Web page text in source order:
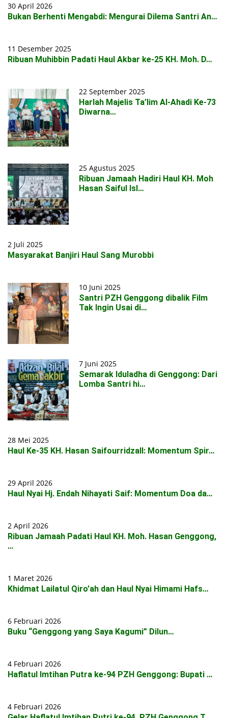
30 April 2026
Bukan Berhenti Mengabdi: Mengurai Dilema Santri An…
11 Desember 2025
Ribuan Muhibbin Padati Haul Akbar ke-25 KH. Moh. D…
22 September 2025
Harlah Majelis Ta’lim Al-Ahadi Ke-73
Diwarna…
25 Agustus 2025
Ribuan Jamaah Hadiri Haul KH. Moh
Hasan Saiful Isl…
2 Juli 2025
Masyarakat Banjiri Haul Sang Murobbi
10 Juni 2025
Santri PZH Genggong dibalik Film
Tak Ingin Usai di…
7 Juni 2025
Semarak Iduladha di Genggong: Dari
Lomba Santri hi…
28 Mei 2025
Haul Ke-35 KH. Hasan Saifourridzall: Momentum Spir…
29 April 2026
Haul Nyai Hj. Endah Nihayati Saif: Momentum Doa da…
2 April 2026
Ribuan Jamaah Padati Haul KH. Moh. Hasan Genggong,
…
1 Maret 2026
Khidmat Lailatul Qiro’ah dan Haul Nyai Himami Hafs…
6 Februari 2026
Buku “Genggong yang Saya Kagumi” Dilun…
4 Februari 2026
Haflatul Imtihan Putra ke-94 PZH Genggong: Bupati …
4 Februari 2026